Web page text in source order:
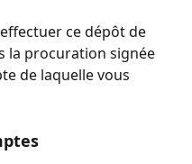
ce dépôt de
la procuration signée
de laquelle vous